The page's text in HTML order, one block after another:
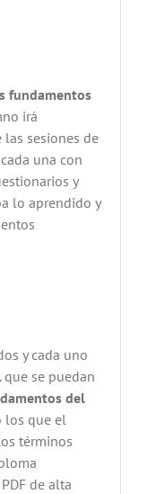
fundamentos
irá
sesiones de
una con
y
lo aprendido y
y cada uno
que se puedan
del
los que el
términos
de alta